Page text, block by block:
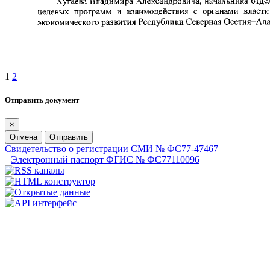
1 2
Отправить документ
×
Отмена
Отправить
Свидетельство о регистрации СМИ № ФС77-47467
Электронный паспорт ФГИС № ФС77110096